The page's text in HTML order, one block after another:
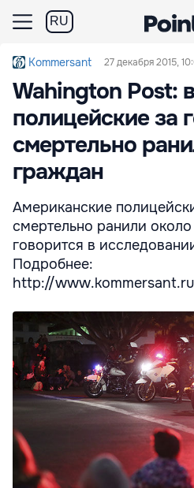
RU
Kommersant 27 декабря 2015,
Wahington Post:
полицейские за
смертельно
граждан
Американские
смертельно ранили около
говорится в
Подробнее:
http://